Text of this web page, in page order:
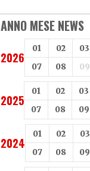
ANNO MESE NEWS
2026
01 02 03
07
08 09
2025
01 02 03
07
08 09
2024
01 02 03
07
08 09